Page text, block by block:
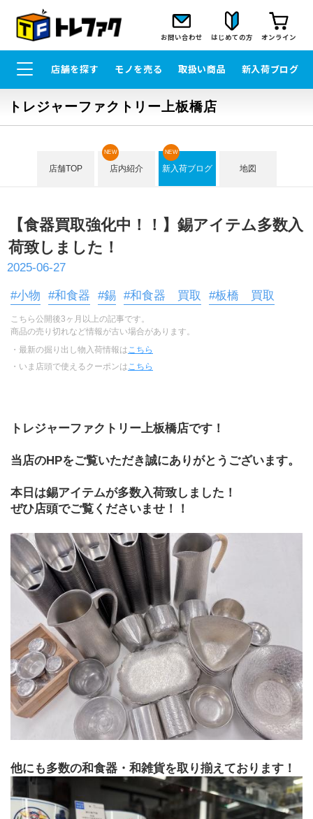
お問い合わせ はじめての方 オンライン
店舗を探す モノを売る 取扱い商品 新入荷ブログ
トレジャーファクトリー上板橋店
店舗TOP 店内紹介
NEW
新入荷ブログ
NEW
地図
【食器買取強化中！！】錫アイテム多数入
荷致しました！
2025-06-27
#小物 #和食器 #錫 #和食器 買取 #板橋 買取
こちら公開後3ヶ月以上の記事です。
商品の売り切れなど情報が古い場合があります。
・最新の掘り出し物入荷情報は こちら
・いま店頭で使えるクーポンは こちら
トレジャーファクトリー上板橋店です！
当店のHPをご覧いただき誠にありがとうございます。
本日は錫アイテムが多数入荷致しました！
ぜひ店頭でご覧くださいませ！！
他にも多数の和食器・和雑貨を取り揃えております！